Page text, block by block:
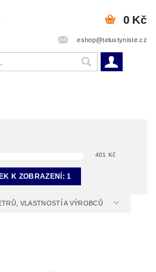
eshop@teluxtyniste.cz
0 Kč
401 Kč
K ZOBRAZENÍ:1
VLASTNOSTÍ A VÝROBCŮ